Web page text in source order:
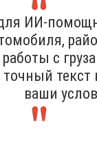
ИИ-
с
точный текст
ваши